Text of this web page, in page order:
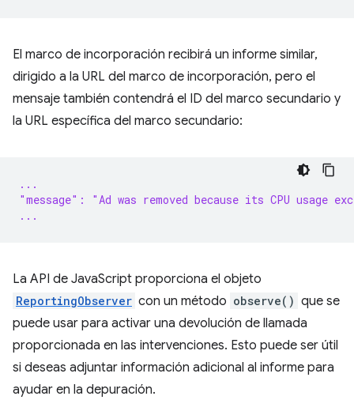
El marco de incorporación recibirá un informe similar,
dirigido a la URL del marco de incorporación, pero el
mensaje también contendrá el ID del marco secundario y
la URL específica del marco secundario:
...
"message": "Ad was removed because its CPU usage
...
La API de JavaScript proporciona el objeto
ReportingObserver con un método observe() que se
puede usar para activar una devolución de llamada
proporcionada en las intervenciones. Esto puede ser útil
si deseas adjuntar información adicional al informe para
ayudar en la depuración.